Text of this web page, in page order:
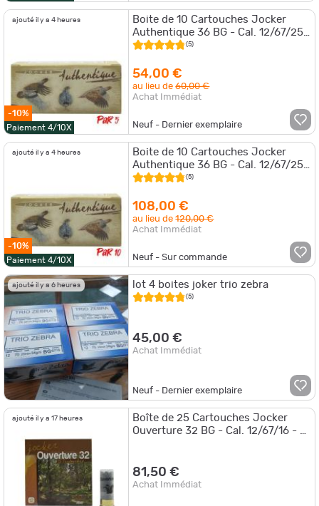
ajouté il y a 4 heures
-10%
Paiement 4/10X
Boite de 10 Cartouches Jocker
Authentique 36 BG - Cal. 12/67/25
- 12NI / Par 5
(5)
54,00 €
au lieu de60,00 €
Achat Immédiat
Neuf - Dernier exemplaire
ajouté il y a 4 heures
-10%
Paiement 4/10X
Boite de 10 Cartouches Jocker
Authentique 36 BG - Cal. 12/67/25
- 12NI / Par 10
(5)
108,00 €
au lieu de120,00 €
Achat Immédiat
Neuf - Sur commande
ajouté il y a 6 heures lot 4 boites joker trio zebra
(5)
45,00 €
Achat Immédiat
Neuf - Dernier exemplaire
ajouté il y a 17 heures
Boîte de 25 Cartouches Jocker
Ouverture 32 BG - Cal. 12/67/16 - 8
81,50 €
Achat Immédiat